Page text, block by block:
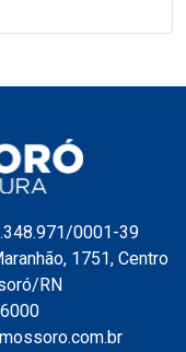
0001-39
1751, Centro
RN